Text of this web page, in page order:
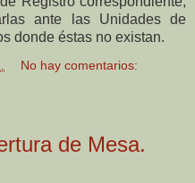
ante las Unidades de
donde éstas no existan.
No hay comentarios:
de Mesa.